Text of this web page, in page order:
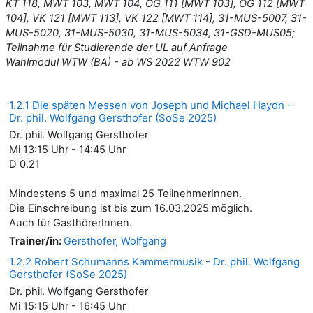
KT 118, MWT 103, MWT 104, OG 111 [MWT 103], OG 112 [MWT
104], VK 121 [MWT 113], VK 122 [MWT 114], 31-MUS-5007, 31-
MUS-5020, 31-MUS-5030, 31-MUS-5034, 31-GSD-MUS05;
Teilnahme für Studierende der UL auf Anfrage
Wahlmodul WTW (BA) - ab WS 2022 WTW 902
1.2.1 Die späten Messen von Joseph und Michael Haydn -
Dr. phil. Wolfgang Gersthofer (SoSe 2025)
Dr. phil. Wolfgang Gersthofer
Mi 13:15 Uhr - 14:45 Uhr
D 0.21
Mindestens 5 und maximal 25 TeilnehmerInnen.
Die Einschreibung ist bis zum 16.03.2025 möglich.
Auch für GasthörerInnen.
Trainer/in:Gersthofer, Wolfgang
1.2.2 Robert Schumanns Kammermusik - Dr. phil. Wolfgang
Gersthofer (SoSe 2025)
Dr. phil. Wolfgang Gersthofer
Mi 15:15 Uhr - 16:45 Uhr